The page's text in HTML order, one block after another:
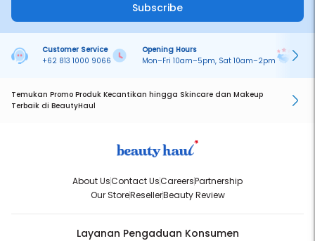
Subscribe
Customer Service
+62 813 1000 9066
Opening Hours
Mon–Fri 10am–5pm, Sat 10am–2pm
Temukan Promo Produk Kecantikan hingga Skincare dan Makeup
Terbaik di BeautyHaul
About UsContact UsCareersPartnership
Our StoreResellerBeauty Review
Layanan Pengaduan Konsumen